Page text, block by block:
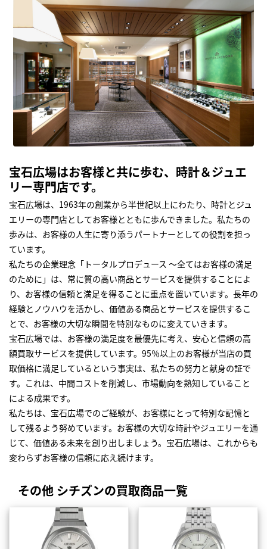
宝石広場はお客様と共に歩む、時計＆ジュエ
リー専門店です。
宝石広場は、1963年の創業から半世紀以上にわたり、時計とジュ
エリーの専門店としてお客様とともに歩んできました。私たちの
歩みは、お客様の人生に寄り添うパートナーとしての役割を担っ
ています。
私たちの企業理念「トータルプロデュース ～全てはお客様の満足
のために」は、常に質の高い商品とサービスを提供することによ
り、お客様の信頼と満足を得ることに重点を置いています。長年の
経験とノウハウを活かし、価値ある商品とサービスを提供するこ
とで、お客様の大切な瞬間を特別なものに変えていきます。
宝石広場では、お客様の満足度を最優先に考え、安心と信頼の高
額買取サービスを提供しています。95％以上のお客様が当店の買
取価格に満足しているという事実は、私たちの努力と献身の証で
す。これは、中間コストを削減し、市場動向を熟知していること
による成果です。
私たちは、宝石広場でのご経験が、お客様にとって特別な記憶と
して残るよう努めています。お客様の大切な時計やジュエリーを通
じて、価値ある未来を創り出しましょう。宝石広場は、これからも
変わらずお客様の信頼に応え続けます。
その他 シチズンの買取商品一覧